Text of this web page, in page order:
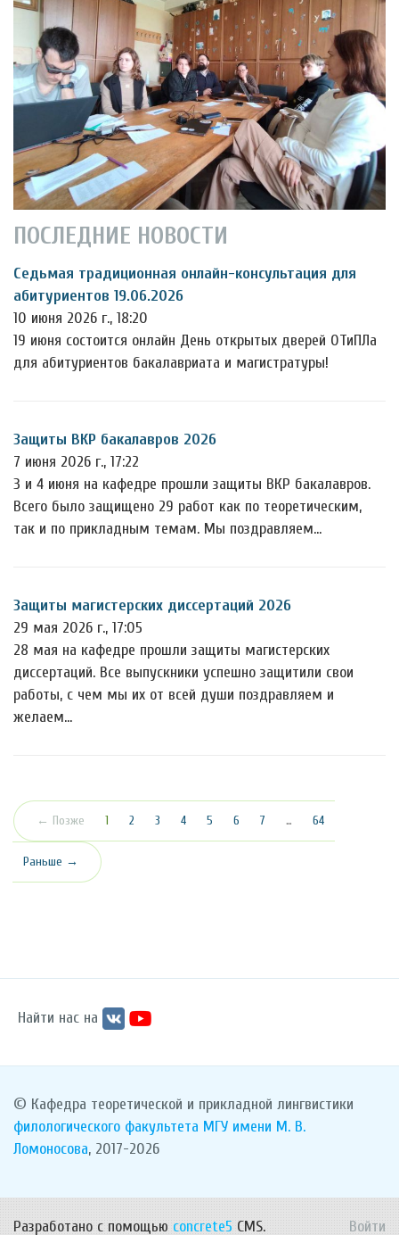
ПОСЛЕДНИЕ НОВОСТИ
Седьмая традиционная онлайн-консультация для
абитуриентов 19.06.2026
10 июня 2026 г., 18:20
19 июня состоится онлайн День открытых дверей ОТиПЛа
для абитуриентов бакалавриата и магистратуры!
Защиты ВКР бакалавров 2026
7 июня 2026 г., 17:22
3 и 4 июня на кафедре прошли защиты ВКР бакалавров.
Всего было защищено 29 работ как по теоретическим,
так и по прикладным темам. Мы поздравляем…
Защиты магистерских диссертаций 2026
29 мая 2026 г., 17:05
28 мая на кафедре прошли защиты магистерских
диссертаций. Все выпускники успешно защитили свои
работы, с чем мы их от всей души поздравляем и
желаем…
← Позже 1 (текущая)
2 3 4 5 6 7 … 64
Раньше →
Найти нас на
© Кафедра теоретической и прикладной лингвистики
филологического факультета МГУ имени М. В.
Ломоносова, 2017-2026
Разработано с помощью concrete5 CMS. Войти